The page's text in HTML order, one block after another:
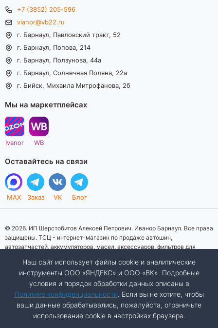
+7 (3852) 205-596
vianor@vb22.ru
г. Барнаул, Павловский тракт, 52
г. Барнаул, Попова, 214
г. Барнаул, Ползунова, 44а
г. Барнаул, Солнечная Поляна, 22а
г. Бийск, Михаила Митрофанова, 2б
Мы на маркетплейсах
Ivanor WB
Оставайтесь на связи
MAX Заказ VK Блог
© 2026. ИП Шерстобитов Алексей Петрович. Иванор Барнаул. Все права
защищены. ТСЦ - интернет-магазин по продаже автошин,
автозапчастей, аккумуляторов, масел, аксессуаров, фильтров для
информационный характер. Представленная информация о товарах, их
стоимости, характеристик, фото, наличия на складе ни при каких
условиях не является публичной офертой, определяемой положениями
Статьи 437 (2) Гражданского кодекса Российской Федерации.
Изображения товаров на фотографиях, представленных на сайте, могут
отличаться от оригиналов. Копирование материалов сайта запрещено.
Наш сайт использует файлы cookie и аналитические
инструменты ООО «ЯНДЕКС» и ООО «ВК». Подробные
условия и порядок обработки данных описаны в
Политике конфиденциальности. Если вы не хотите, чтобы
ваши данные обрабатывались, пожалуйста, ограничьте
использование cookie в настройках браузера.